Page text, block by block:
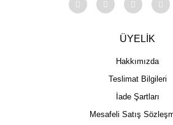
ÜYELİK
Hakkımızda
Teslimat Bilgileri
İade Şartları
Mesafeli Satış